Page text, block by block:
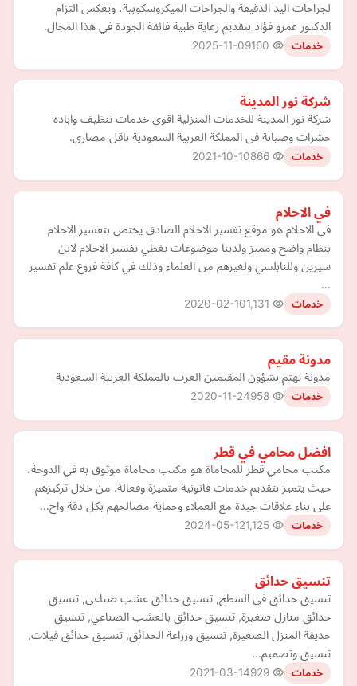
لجراحات اليد الدقيقة والجراحات الميكروسكوبية، ويعكس التزام
الدكتور عمرو فؤاد بتقديم رعاية طبية فائقة الجودة في هذا المجال.
خدمات 2025-11-09
شركة نور المدينة
شركة نور المدينة للخدمات المنزلية اقوى خدمات تنظيف وابادة
حشرات وصيانة فى المملكة العربية السعودية باقل مصارى.
خدمات 2021-10-10
في الاحلام
في الاحلام هو موقع تفسير الاحلام الصادق يختص بتفسير الاحلام
بنظام واضح ومميز ولدينا موضوعات تغطي تفسير الاحلام لابن
سيرين وللنابلسي ولغيرهم من العلماء وذلك في كافة فروع علم تفسير
…
خدمات 2020-02-10
مدونة مقيم
مدونة تهتم بشؤون المقيمين العرب بالمملكة العربية السعودية
خدمات 2020-11-24
افضل محامي في قطر
مكتب محامي قطر للمحاماة هو مكتب محاماة موثوق به في الدوحة،
حيث يتميز بتقديم خدمات قانونية متميزة وفعالة. من خلال تركيزهم
على بناء علاقات جيدة مع العملاء وحماية مصالحهم بكل دقة واح…
خدمات 2024-05-12
تنسيق حدائق
تنسيق حدائق في السطح, تنسيق حدائق عشب صناعي, تنسيق
حدائق منازل صغيرة, تنسيق حدائق بالعشب الصناعي, تنسيق
حديقة المنزل الصغيرة, تنسيق وزراعة الحدائق, تنسيق حدائق فيلات,
تنسيق وتصميم…
خدمات 2021-03-14